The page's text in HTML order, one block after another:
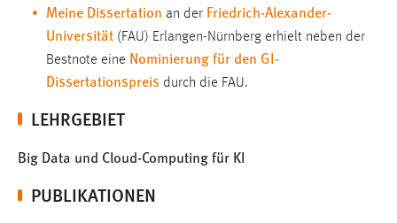
Meine Dissertation an der Friedrich-Alexander-
Universität (FAU) Erlangen-Nürnberg erhielt neben der
Bestnote eine Nominierung für den GI-
Dissertationspreis durch die FAU.
LEHRGEBIET
Big Data und Cloud-Computing für KI
PUBLIKATIONEN
Einverständnis
cookie_consent
Dieser Cookie speichert die ausgewählten Einverständnis-
1 Jahr